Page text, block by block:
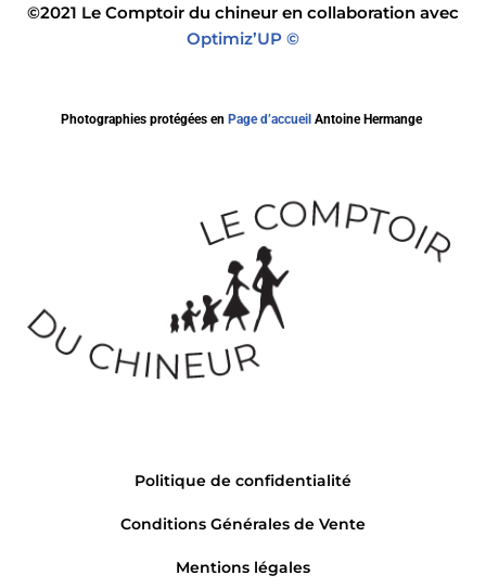
©2021 Le Comptoir du chineur en collaboration avec
Optimiz’UP ©
Photographies protégées en Page d’accueil Antoine Hermange
Politique de confidentialité
Conditions Générales de Vente
Mentions légales